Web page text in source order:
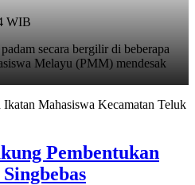
WIB
secara bergilir di beberapa
Melayu (PMM) mendesak
Pembentukan